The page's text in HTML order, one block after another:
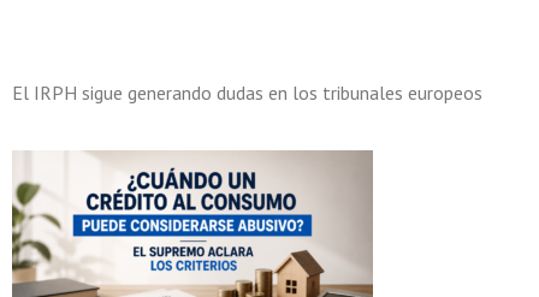
El IRPH sigue generando dudas en los tribunales europeos